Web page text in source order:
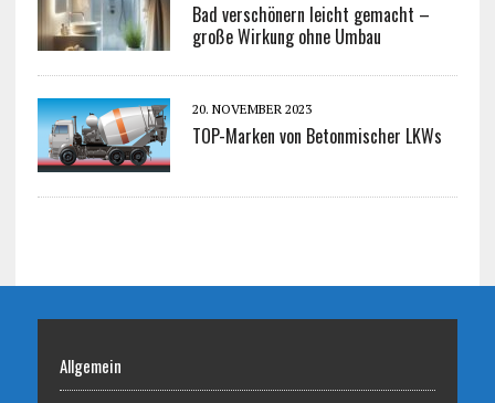
Bad verschönern leicht gemacht –
große Wirkung ohne Umbau
20. NOVEMBER 2023
TOP-Marken von Betonmischer LKWs
Allgemein